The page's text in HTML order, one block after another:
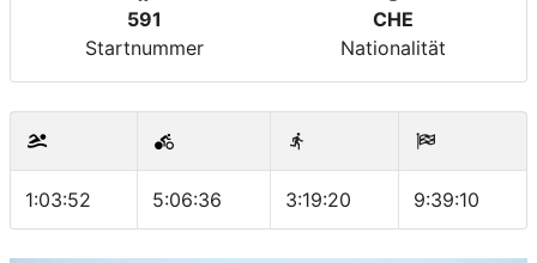
591
Startnummer
CHE
Nationalität
1:03:52 5:06:36 3:19:20 9:39:10